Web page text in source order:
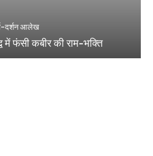
दर्शन आलेख
में फंसी कबीर की राम-भक्ति